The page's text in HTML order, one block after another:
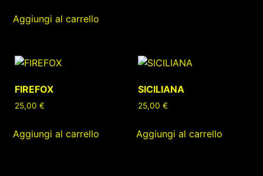
Aggiungi al carrello
FIREFOX
25,00€
Aggiungi al carrello
SICILIANA
25,00€
Aggiungi al carrello